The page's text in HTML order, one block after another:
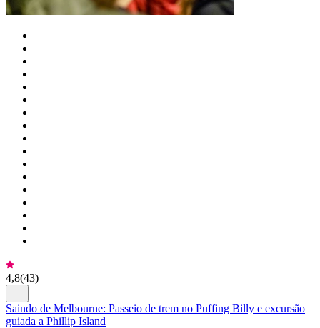
4,8(43)
Saindo de Melbourne: Passeio de trem no Puffing Billy e excursão
guiada a Phillip Island